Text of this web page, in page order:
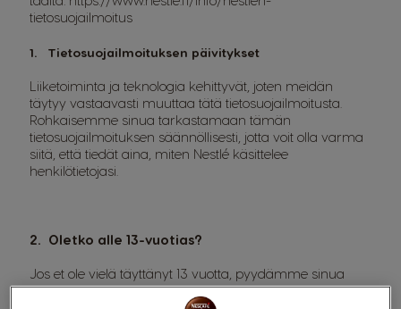
tietosuojailmoitus
1. Tietosuojailmoituksen päivitykset
Liiketoiminta ja teknologia kehittyvät, joten meidän
täytyy vastaavasti muuttaa tätä tietosuojailmoitusta.
Rohkaisemme sinua tarkastamaan tämän
tietosuojailmoituksen säännöllisesti, jotta voit olla varma
siitä, että tiedät aina, miten Nestlé käsittelee
henkilötietojasi.
2. Oletko alle 13-vuotias?
Jos et ole vielä täyttänyt 13 vuotta, pyydämme sinua
odottamaan, kunnes olet hiukan vanhempi ennen kuin